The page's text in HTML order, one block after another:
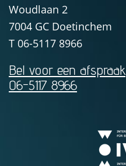
Woudlaan 2
7004 GC Doetinchem
T 06-5117 8966
Bel voor een afspraak
06-5117 8966